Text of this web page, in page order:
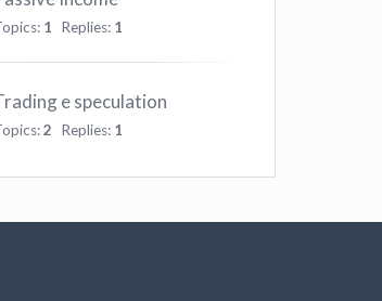
1 Replies: 1
e speculation
2 Replies: 1